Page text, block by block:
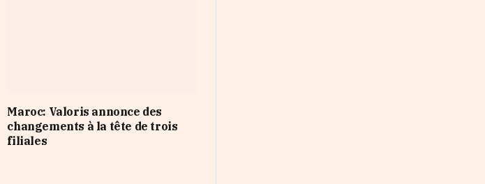
Maroc: Valoris annonce des
changements à la tête de trois
filiales